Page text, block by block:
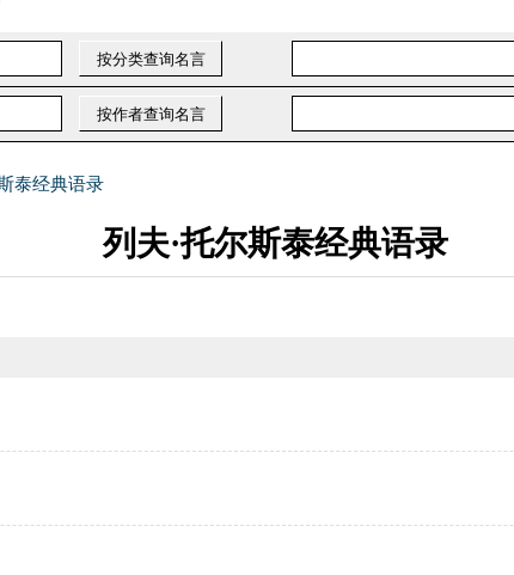
泰经典语录
列夫·托尔斯泰经典语录